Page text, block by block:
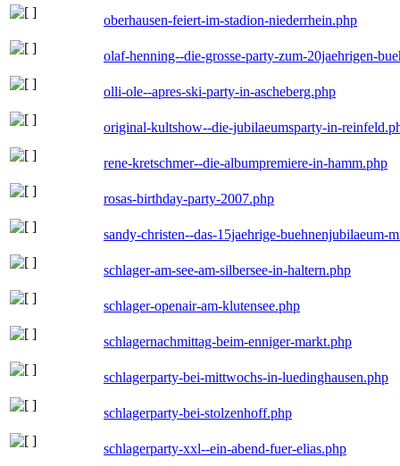
oberhausen-feiert-im-stadion-niederrhein.php
olaf-henning--die-grosse-party-zum-20jaehrigen-
olli-ole--apres-ski-party-in-ascheberg.php
original-kultshow--die-jubilaeumsparty-in-
rene-kretschmer--die-albumpremiere-in-hamm.php
rosas-birthday-party-2007.php
sandy-christen--das-15jaehrige-buehnenjubilaeum-
schlager-am-see-am-silbersee-in-haltern.php
schlager-openair-am-klutensee.php
schlagernachmittag-beim-enniger-markt.php
schlagerparty-bei-mittwochs-in-luedinghausen.php
schlagerparty-bei-stolzenhoff.php
schlagerparty-xxl--ein-abend-fuer-elias.php